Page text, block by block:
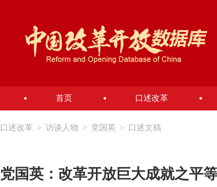
首页 口述改革
口述改革 > 访谈人物 > 党国英 > 口述文稿
党国英：改革开放巨大成就之平